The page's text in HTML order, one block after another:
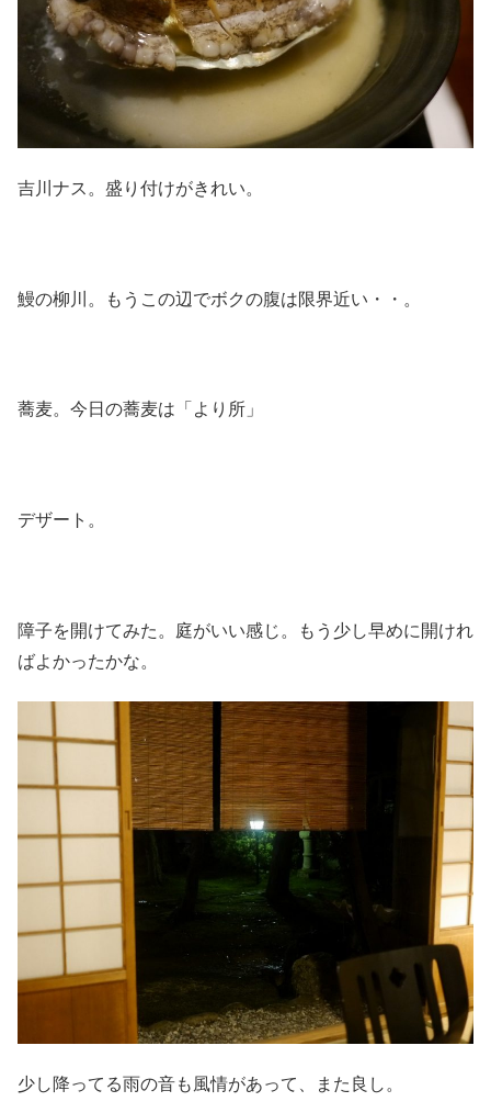
吉川ナス。盛り付けがきれい。
鰻の柳川。もうこの辺でボクの腹は限界近い・・。
蕎麦。今日の蕎麦は「より所」
デザート。
障子を開けてみた。庭がいい感じ。もう少し早めに開けれ
ばよかったかな。
少し降ってる雨の音も風情があって、また良し。